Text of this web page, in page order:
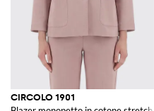
CIRCOLO 1901